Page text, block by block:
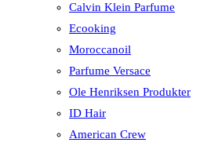
Calvin Klein Parfume
Ecooking
Moroccanoil
Parfume Versace
Ole Henriksen Produkter
ID Hair
American Crew